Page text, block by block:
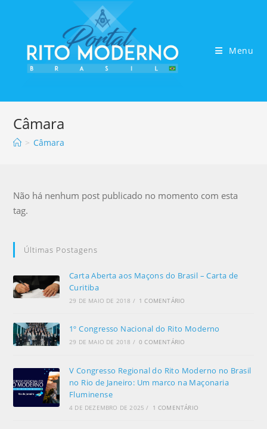
Menu
Câmara
> Câmara
Não há nenhum post publicado no momento com esta
tag.
Últimas Postagens
Carta Aberta aos Maçons do Brasil – Carta de
Curitiba
29 DE MAIO DE 2018 / 1 COMENTÁRIO
1º Congresso Nacional do Rito Moderno
29 DE MAIO DE 2018 / 0 COMENTÁRIO
V Congresso Regional do Rito Moderno no Brasil
no Rio de Janeiro: Um marco na Maçonaria
Fluminense
4 DE DEZEMBRO DE 2025 / 1 COMENTÁRIO